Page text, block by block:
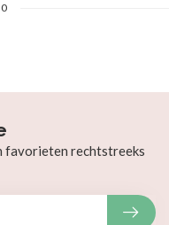
favorieten rechtstreeks